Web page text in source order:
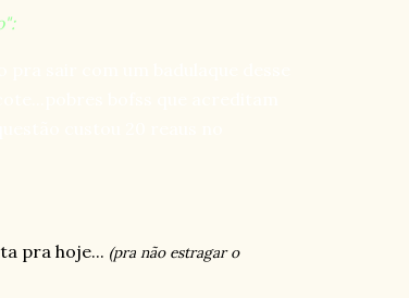
pra hoje... (pra não estragar o